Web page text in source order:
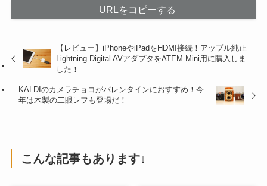
URLをコピーする
【レビュー】iPhoneやiPadをHDMI接続！アップル純正
Lightning Digital AVアダプタをATEM Mini用に購入しま
した！
KALDIのカメラチョコがバレンタインにおすすめ！今
年は木製の二眼レフも登場だ！
こんな記事もあります↓